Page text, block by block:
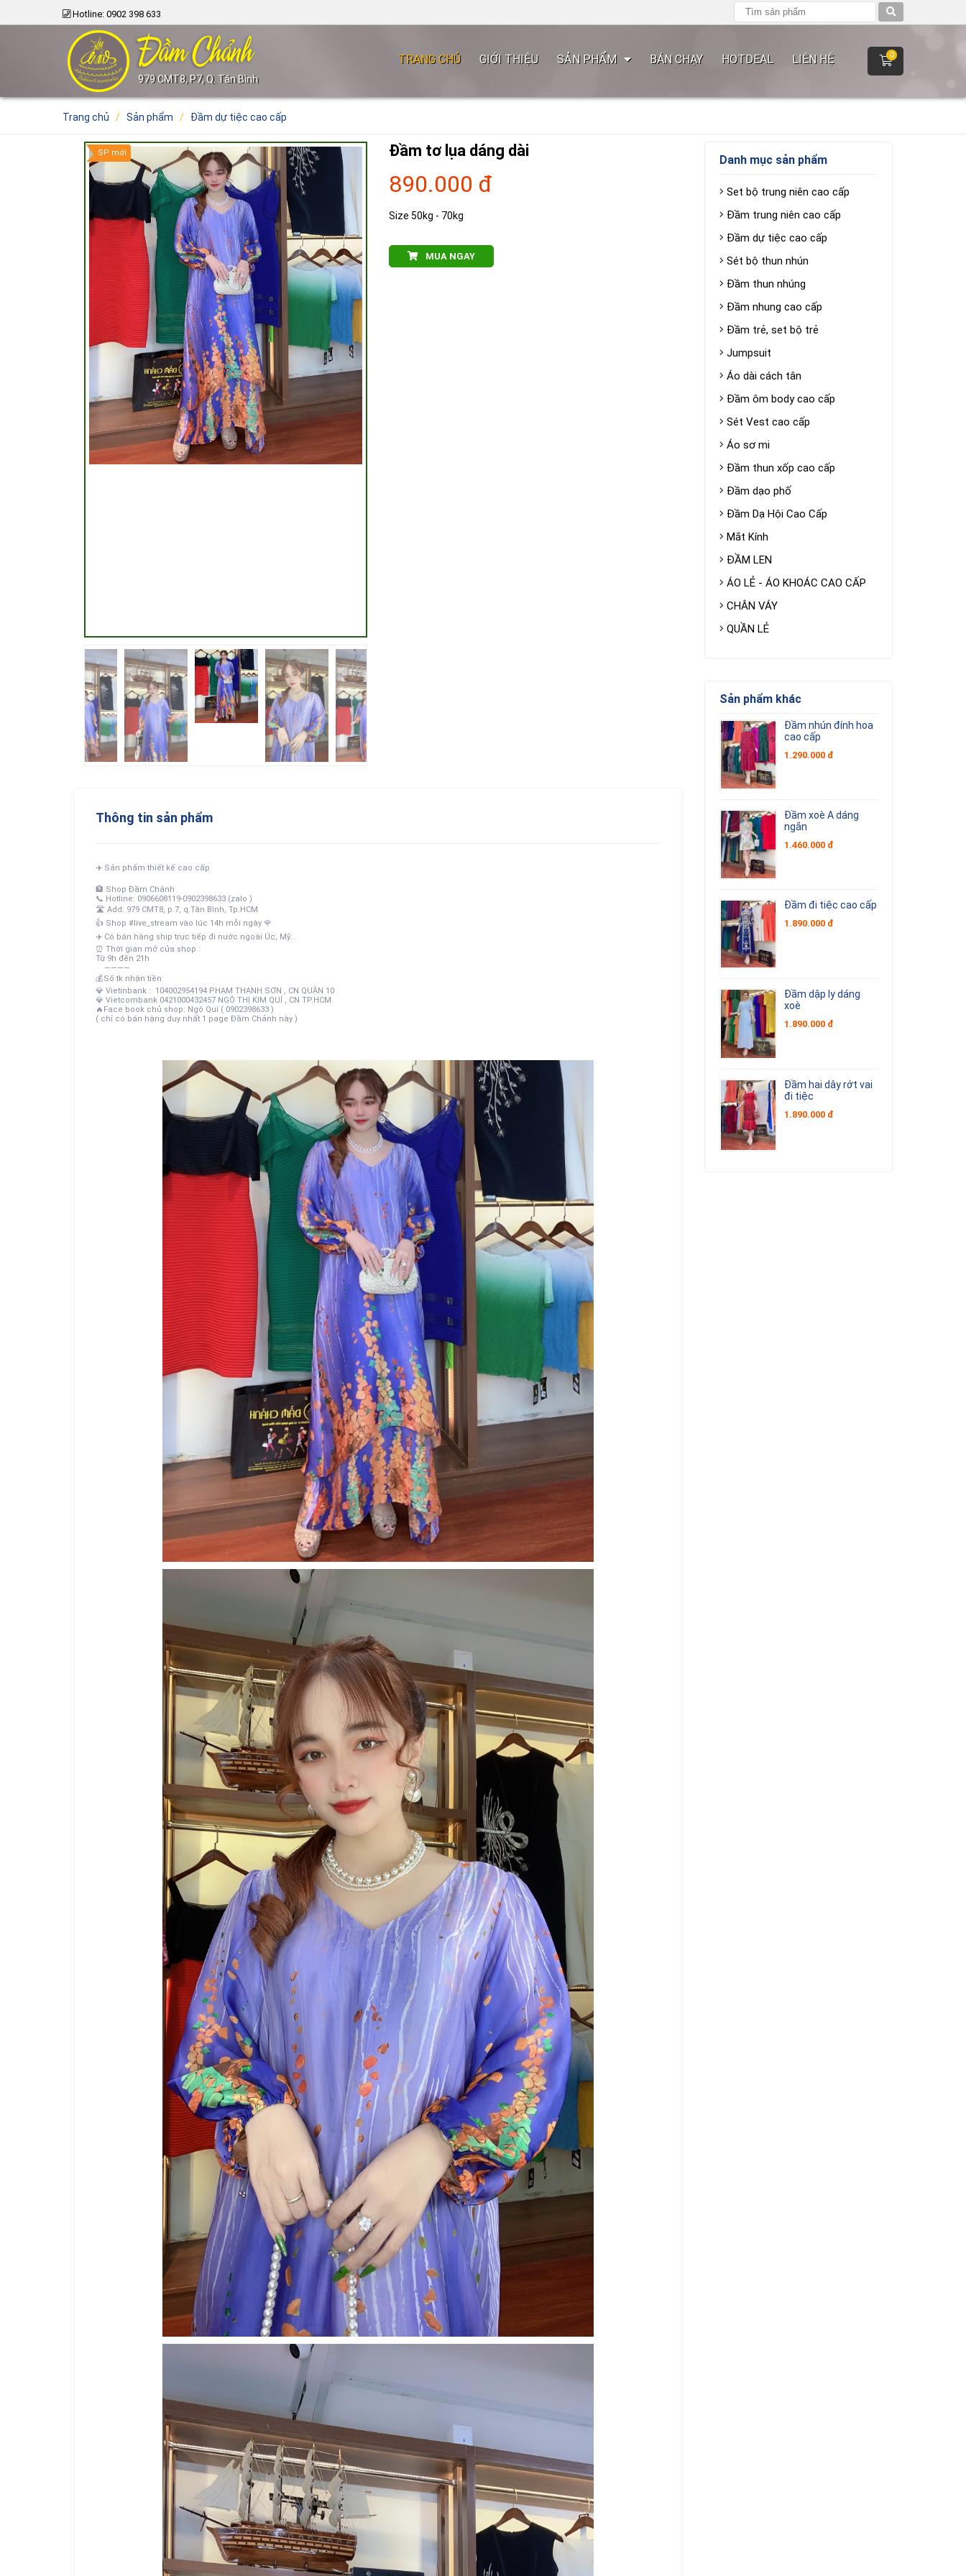
Hotline: 0902 398 633
979 CMT8, P7, Q. Tân Bình
0
TRANG CHỦ GIỚI THIỆU SẢN PHẨM BÁN CHẠY HOTDEAL LIÊN HỆ
Trang chủ / Sản phẩm / Đầm dự tiệc cao cấp
SP mới Đầm tơ lụa dáng dài
890.000 đ
Size 50kg - 70kg
MUA NGAY
Thông tin sản phẩm
✈️ Sản phẩm thiết kế cao cấp
🏦 Shop Đầm Chảnh
📞 Hotline: 0906608119-0902398633 (zalo )
🛣 Add: 979 CMT8, p.7, q.Tân Bình, Tp.HCM
👍 Shop #live_stream vào lúc 14h mỗi ngày 🌹
✈️ Có bán hàng ship trực tiếp đi nước ngoài Úc, Mỹ...
⏰ Thời gian mở cửa shop :
Từ 9h đến 21h
————
💰Số tk nhận tiền:
💎 Vietinbank : 104002954194 PHẠM THANH SƠN , CN QUẬN 10
💎 Vietcombank 0421000432457 NGÔ THỊ KIM QUÍ , CN TP.HCM
🔥 Face book chủ shop: Ngô Quí ( 0902398633 )
( chỉ có bán hàng duy nhất 1 page Đầm Chảnh này )
Danh mục sản phẩm
Set bộ trung niên cao cấp
Đầm trung niên cao cấp
Đầm dự tiệc cao cấp
Sét bộ thun nhún
Đầm thun nhúng
Đầm nhung cao cấp
Đầm trẻ, set bộ trẻ
Jumpsuit
Áo dài cách tân
Đầm ôm body cao cấp
Sét Vest cao cấp
Áo sơ mi
Đầm thun xốp cao cấp
Đầm dạo phố
Đầm Dạ Hội Cao Cấp
Mắt Kính
ĐẦM LEN
ÁO LẺ - ÁO KHOÁC CAO CẤP
CHÂN VÁY
QUẦN LẺ
Sản phẩm khác
Đầm nhún đính hoa
cao cấp
1.290.000 đ
Đầm xoè A dáng
ngắn
1.460.000 đ
Đầm đi tiệc cao cấp
1.890.000 đ
Đầm dập ly dáng
xoè
1.890.000 đ
Đầm hai dây rớt vai
đi tiệc
1.890.000 đ